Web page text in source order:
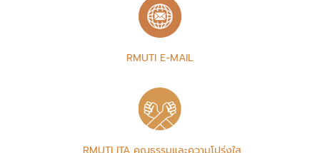
RMUTI E-MAIL